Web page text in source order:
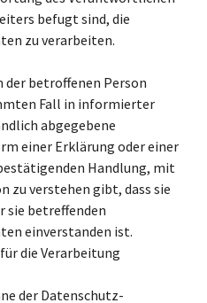
befugt sind, die
zu verarbeiten.
der betroffenen Person
Fall in informierter
abgegebene
einer Erklärung oder einer
Handlung, mit
zu verstehen gibt, dass sie
sie betreffenden
einverstanden ist.
die Verarbeitung
der Datenschutz-